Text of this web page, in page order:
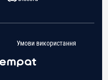
Умови використання